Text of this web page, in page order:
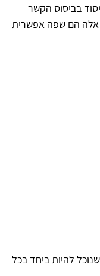
בביסוס הקשר
אלה הם שפה אפשרית
להיות ביחד בכל